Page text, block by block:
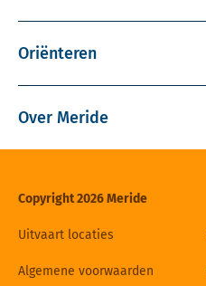
Oriënteren
Over Meride
Copyright 2026 Meride
Uitvaart locaties
Algemene voorwaarden